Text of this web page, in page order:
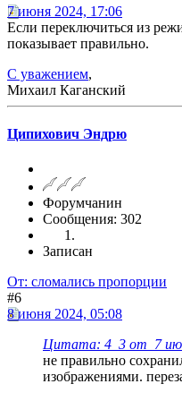
7 июня 2024, 17:06
Если переключиться из
показывает правильно.
С уважением,
Михаил Каганский
Ципихович Эндрю
Форумчанин
Сообщения: 302
Записан
От: сломались пропорции
#6
8 июня 2024, 05:08
Цитата: 4_3 от 7
не правильно
изображениями.